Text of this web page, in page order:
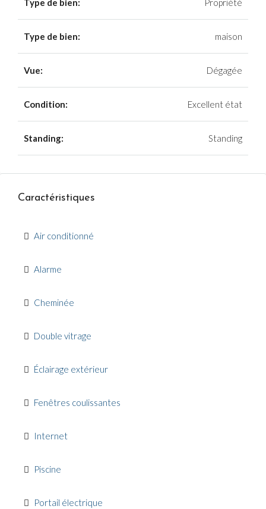
Type de bien: Propriété
Type de bien: maison
Vue: Dégagée
Condition: Excellent état
Standing: Standing
Caractéristiques
Air conditionné
Alarme
Cheminée
Double vitrage
Éclairage extérieur
Fenêtres coulissantes
Internet
Piscine
Portail électrique